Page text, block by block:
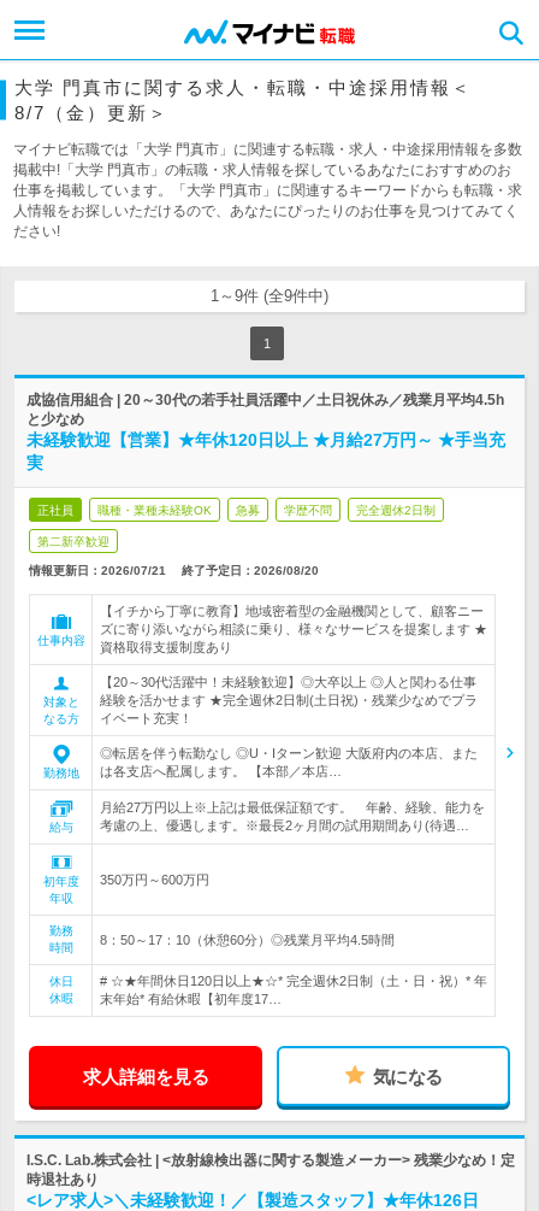
大学 門真市に関する求人・転職・中途採用情報＜
8/7（金）更新＞
マイナビ転職では「大学 門真市」に関連する転職・求人・中途採用情報を多数
掲載中!「大学 門真市」の転職・求人情報を探しているあなたにおすすめのお
仕事を掲載しています。「大学 門真市」に関連するキーワードからも転職・求
人情報をお探しいただけるので、あなたにぴったりのお仕事を見つけてみてく
ださい!
1～9件 (全9件中)
1
成協信用組合 | 20～30代の若手社員活躍中／土日祝休み／残業月平均4.5h
と少なめ
未経験歓迎【営業】★年休120日以上 ★月給27万円～ ★手当充
実
正社員 職種・業種未経験OK 急募 学歴不問 完全週休2日制
第二新卒歓迎
情報更新日：2026/07/21 終了予定日： 2026/08/20
仕事内容
【イチから丁寧に教育】地域密着型の金融機関として、顧客ニー
ズに寄り添いながら相談に乗り、様々なサービスを提案します ★
資格取得支援制度あり
対象と
なる方
【20～30代活躍中！未経験歓迎】◎大卒以上 ◎人と関わる仕事
経験を活かせます ★完全週休2日制(土日祝)・残業少なめでプラ
イベート充実！
勤務地
◎転居を伴う転勤なし ◎U・Iターン歓迎 大阪府内の本店、また
は各支店へ配属します。 【本部／本店…
給与
月給27万円以上※上記は最低保証額です。 年齢、経験、能力を
考慮の上、優遇します。※最長2ヶ月間の試用期間あり(待遇…
初年度
年収
350万円～600万円
勤務
時間
8：50～17：10（休憩60分）◎残業月平均4.5時間
休日
休暇
# ☆★年間休日120日以上★☆* 完全週休2日制（土・日・祝）* 年
末年始* 有給休暇【初年度17…
求人詳細を見る 気になる
I.S.C. Lab.株式会社 | <放射線検出器に関する製造メーカー> 残業少なめ！定
時退社あり
<レア求人>＼未経験歓迎！／【製造スタッフ】★年休126日